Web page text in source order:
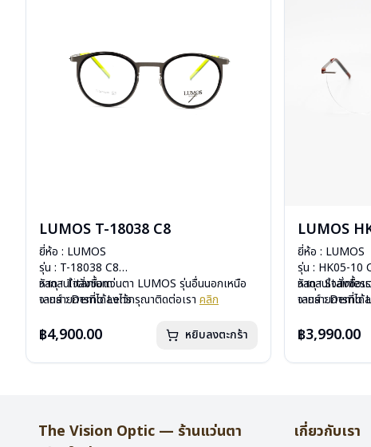
LUMOS T-18038 C8
ยี่ห้อ : LUMOS
รุ่น : T-18038 C8
วัสดุ : Titanium
เลนส์ : Demo Lens
น้ำหนัก : 14 กรัม
การรับประกัน : 2 ปี
หากสนใจสั่งชื้อแว่นตา LUMOS รุ่นอื่นนอกเหนือ
จากรายการที่ได้ลงไว้กรุณาติดต่อเรา คลิก
฿4,900.00 หยิบลงตะกร้า
LUMOS
ยี่ห้อ : LUMOS
รุ่น : HK05-10
วัสดุ : Stainless
เลนส์ : Demo
น้ำหนัก : 16 กรัม
การรับประกัน :
หากสนใจสั่งชื้อ
จากรายการที่ไ
฿3,990.00
The Vision Optic — ร้านแว่นตา
เกี่ยวกับเรา